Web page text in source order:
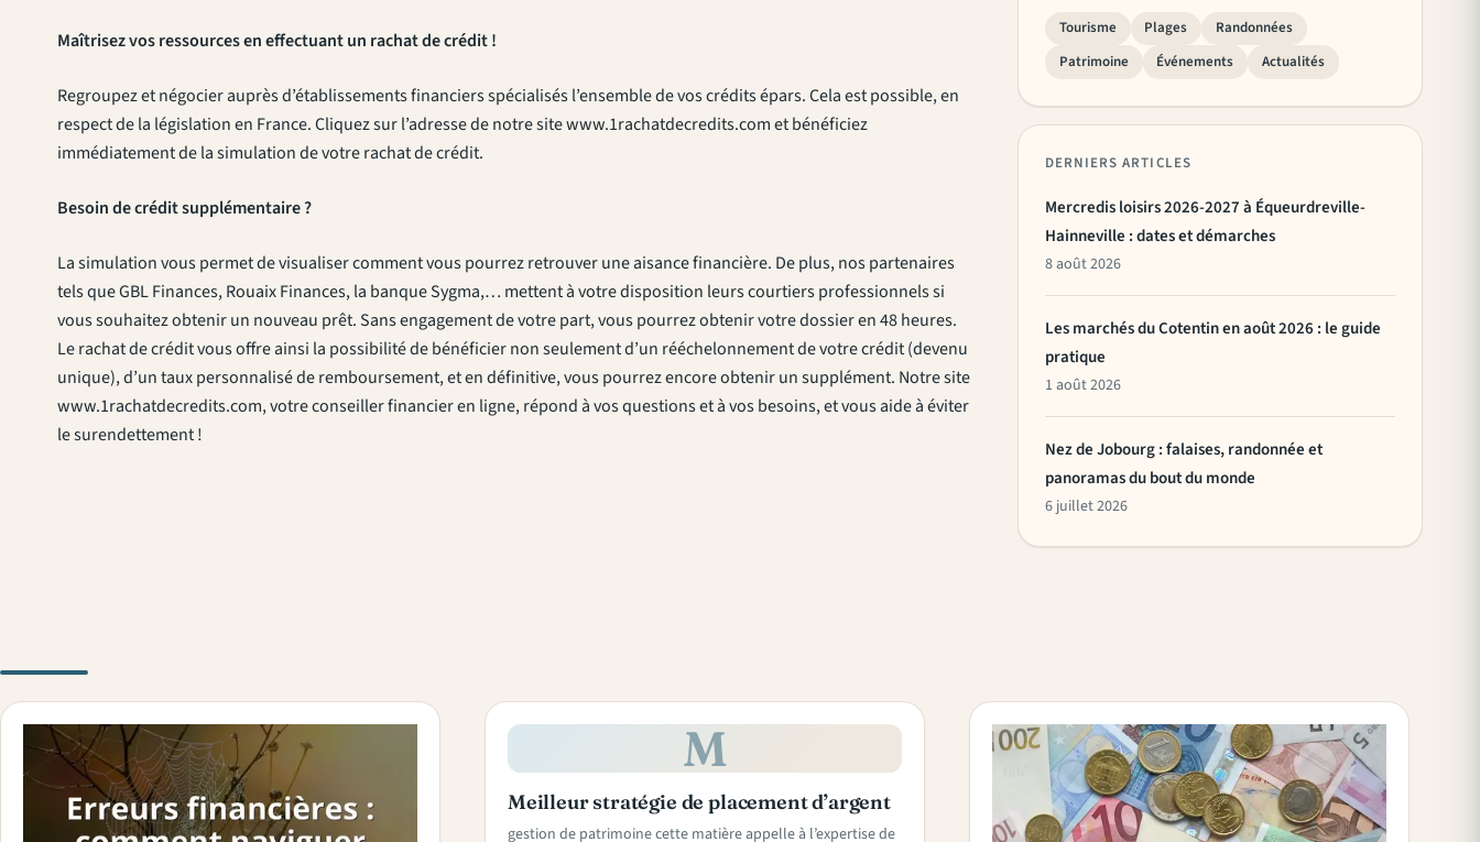
Maîtrisez vos ressources en effectuant un rachat de crédit !
Regroupez et négocier auprès d’établissements financiers spécialisés l’ensemble de vos crédits épars. Cela est possible, en
respect de la législation en France. Cliquez sur l’adresse de notre site www.1rachatdecredits.com et bénéficiez
immédiatement de la simulation de votre rachat de crédit.
Besoin de crédit supplémentaire ?
La simulation vous permet de visualiser comment vous pourrez retrouver une aisance financière. De plus, nos partenaires
tels que GBL Finances, Rouaix Finances, la banque Sygma,… mettent à votre disposition leurs courtiers professionnels si
vous souhaitez obtenir un nouveau prêt. Sans engagement de votre part, vous pourrez obtenir votre dossier en 48 heures.
Le rachat de crédit vous offre ainsi la possibilité de bénéficier non seulement d’un rééchelonnement de votre crédit (devenu
unique), d’un taux personnalisé de remboursement, et en définitive, vous pourrez encore obtenir un supplément. Notre site
www.1rachatdecredits.com, votre conseiller financier en ligne, répond à vos questions et à vos besoins, et vous aide à éviter
le surendettement !
Tourisme Plages
Randonnées
Patrimoine
Événements Actualités
DERNIERS ARTICLES
Mercredis loisirs 2026-2027 à Équeurdreville-
Hainneville : dates et démarches
8 août 2026
Les marchés du Cotentin en août 2026 : le guide
pratique
1 août 2026
Nez de Jobourg : falaises, randonnée et
panoramas du bout du monde
6 juillet 2026
M
Meilleur stratégie de placement d’argent
gestion de patrimoine cette matière appelle à l’expertise de